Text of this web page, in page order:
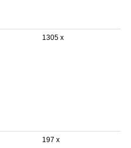
1305 x
197 x